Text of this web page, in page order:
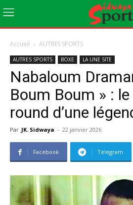
Accueil AUTRES SPORTS
AUTRES SPORTS BOXE LA UNE SITE
Nabaloum
Boum Boum » :
round d’une
Par JK. Sidwaya - 22 janvier 2026
Facebook Telegram